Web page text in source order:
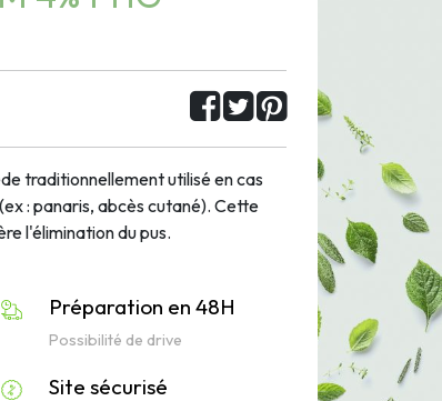
traditionnellement utilisé en cas
: panaris, abcès cutané). Cette
l'élimination du pus.
Préparation en 48H
Possibilité de drive
Site sécurisé